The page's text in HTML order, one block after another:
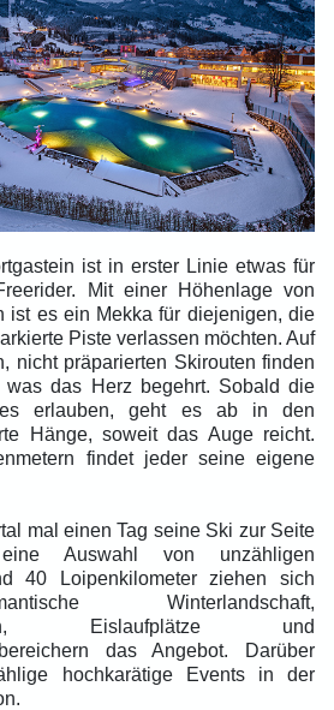
ist in erster Linie etwas für
Mit einer Höhenlage von
ist es ein Mekka für diejenigen, die
Piste verlassen möchten. Auf
nicht präparierten Skirouten finden
was das Herz begehrt. Sobald die
es erlauben, geht es ab in den
Hänge, soweit das Auge reicht.
findet jeder seine eigene
mal einen Tag seine Ski zur Seite
Auswahl von unzähligen
40 Loipenkilometer ziehen sich
Winterlandschaft,
Eislaufplätze und
das Angebot. Darüber
hochkarätige Events in der